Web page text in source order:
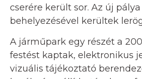
cserére került sor. Az új
behelyezésével kerültek
A járműpark egy részét a
festést kaptak, elektronikus
vizuális tájékoztató